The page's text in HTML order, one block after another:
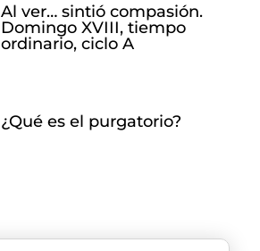
Al ver… sintió compasión.
Domingo XVIII, tiempo
ordinario, ciclo A
¿Qué es el purgatorio?